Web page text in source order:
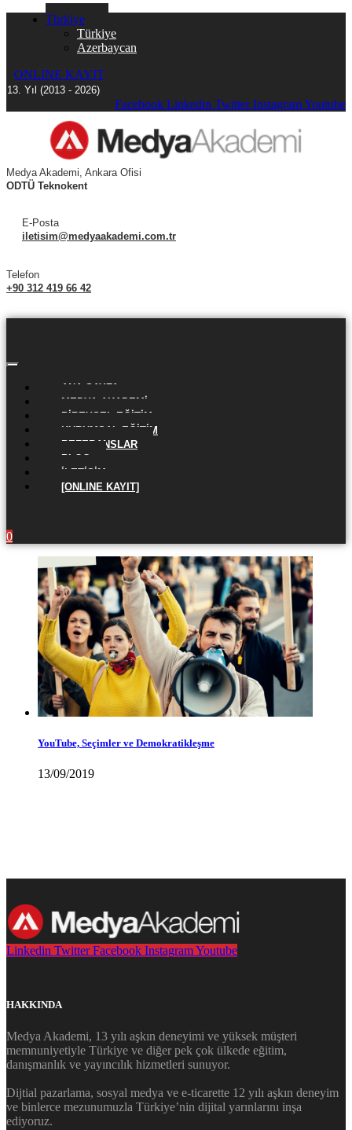
Türkiye
Türkiye
Azerbaycan
ONLINE KAYIT
13. Yıl (2013 - 2026)
Facebook Linkedin Twitter InstagramYoutube
Medya Akademi, Ankara Ofisi
ODTÜ Teknokent
E-Posta
iletisim@medyaakademi.com.tr
Telefon
+90 312 419 66 42
ANA SAYFA
MEDYA AKADEMI
BIREYSEL EĞITIM
KURUMSAL EĞITIM
REFERANSLAR
BLOG
İLETIŞIM
[ONLINE KAYIT]
0
YouTube, Seçimler ve Demokratikleşme
13/09/2019
Linkedin Twitter Facebook InstagramYoutube
HAKKINDA
Medya Akademi, 13 yılı aşkın deneyimi ve yüksek müşteri
memnuniyetiyle Türkiye ve diğer pek çok ülkede eğitim,
danışmanlık ve yayıncılık hizmetleri sunuyor.
Dijtial pazarlama, sosyal medya ve e-ticarette 12 yılı aşkın deneyim
ve binlerce mezunumuzla Türkiye’nin dijital yarınlarını inşa
ediyoruz.